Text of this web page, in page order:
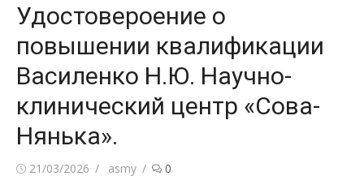
Удостовероение о
повышении квалификации
Василенко Н.Ю. Научно-
клинический центр «Сова-
Нянька».
Posted
21/03/2026 Author
asmy 0